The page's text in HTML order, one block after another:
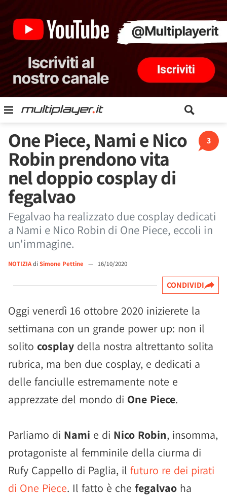
3
One Piece, Nami e Nico
Robin prendono vita
nel doppio cosplay di
fegalvao
Fegalvao ha realizzato due cosplay dedicati
a Nami e Nico Robin di One Piece, eccoli in
un'immagine.
NOTIZIAdi Simone Pettine — 16/10/2020
CONDIVIDI
Oggi venerdì 16 ottobre 2020 inizierete la
settimana con un grande power up: non il
solito cosplay della nostra altrettanto solita
rubrica, ma ben due cosplay, e dedicati a
delle fanciulle estremamente note e
apprezzate del mondo di One Piece.
Parliamo di Nami e di Nico Robin, insomma,
protagoniste al femminile della ciurma di
Rufy Cappello di Paglia, il futuro re dei pirati
di One Piece. Il fatto è che fegalvao ha